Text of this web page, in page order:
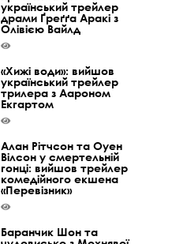
український трейлер
драми Ґреґґа Аракі з
Олівією Вайлд
«Хижі води»: вийшов
український трейлер
трилера з Аароном
Екгартом
Алан Рітчсон та Оуен
Вілсон у смертельній
гонці: вийшов трейлер
комедійного екшена
«Перевізник»
Баранчик Шон та